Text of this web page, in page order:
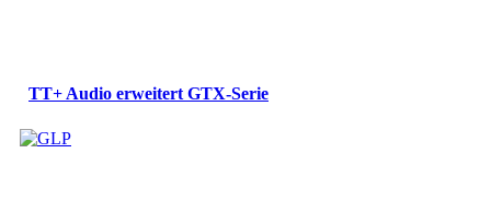
TT+ Audio erweitert GTX-Serie